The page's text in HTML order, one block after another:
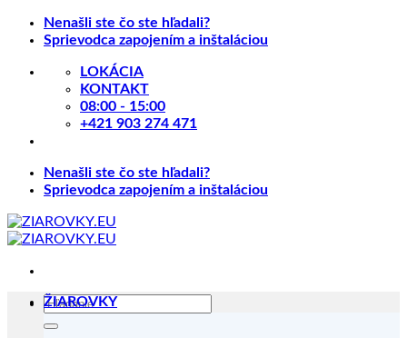
Skip
Nenašli ste čo ste hľadali?
Sprievodca zapojením a inštaláciou
LOKÁCIA
KONTAKT
08:00 - 15:00
+421 903 274 471
Nenašli ste čo ste hľadali?
Sprievodca zapojením a inštaláciou
Hľadať:
ŽIAROVKY